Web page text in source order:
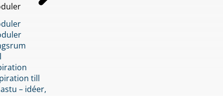
till
– idéer,